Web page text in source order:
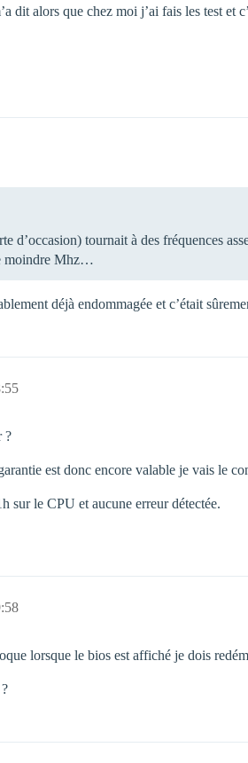
dit alors que chez moi j’ai fais les test
d’occasion) tournait à des fréquences
moindre Mhz…
déjà endommagée et c’était
?
est donc encore valable je vais le
sur le CPU et aucune erreur détectée.
lorsque le bios est affiché je dois